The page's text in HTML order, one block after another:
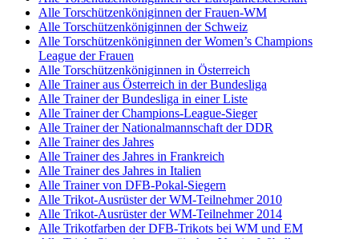
Alle Torschützenköniginnen der Frauen-WM
Alle Torschützenköniginnen der Schweiz
Alle Torschützenköniginnen der Women’s Champions
League der Frauen
Alle Torschützenköniginnen in Österreich
Alle Trainer aus Österreich in der Bundesliga
Alle Trainer der Bundesliga in einer Liste
Alle Trainer der Champions-League-Sieger
Alle Trainer der Nationalmannschaft der DDR
Alle Trainer des Jahres
Alle Trainer des Jahres in Frankreich
Alle Trainer des Jahres in Italien
Alle Trainer von DFB-Pokal-Siegern
Alle Trikot-Ausrüster der WM-Teilnehmer 2010
Alle Trikot-Ausrüster der WM-Teilnehmer 2014
Alle Trikotfarben der DFB-Trikots bei WM und EM